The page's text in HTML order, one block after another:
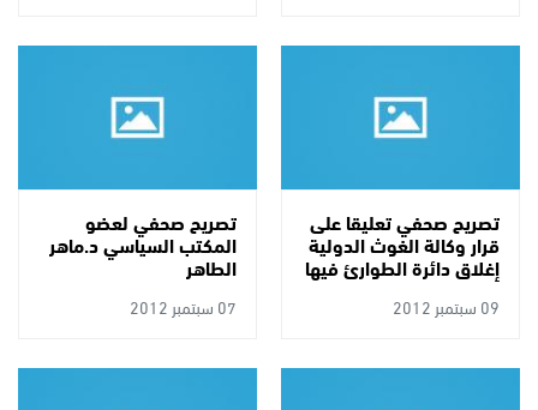
تصريح صحفي تعليقا على
قرار وكالة الغوث الدولية
إغلاق دائرة الطوارئ فيها
09 سبتمبر 2012
تصريح صحفي لعضو
المكتب السياسي د.ماهر
الطاهر
07 سبتمبر 2012